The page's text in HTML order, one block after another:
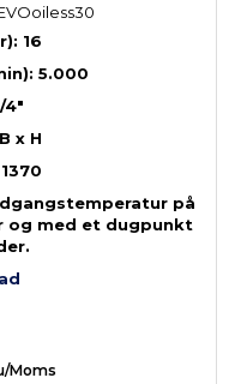
16
5.000
4"
x H
på
og med et dugpunkt
Moms